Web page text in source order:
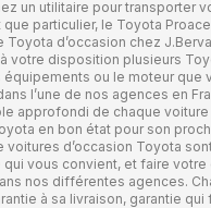
un utilitaire pour transporter
particulier, le Toyota
Toyota d’occasion chez
votre disposition plusieurs
équipements ou le moteur que
l’une de nos agences en
approfondi de chaque
en bon état pour son
voitures d’occasion Toyota
vous convient, et faire
nos différentes agences.
à sa livraison, garantie